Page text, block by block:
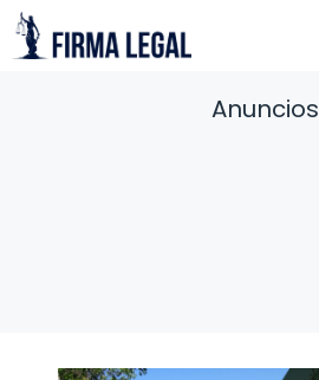
Saltar
al
Anuncios